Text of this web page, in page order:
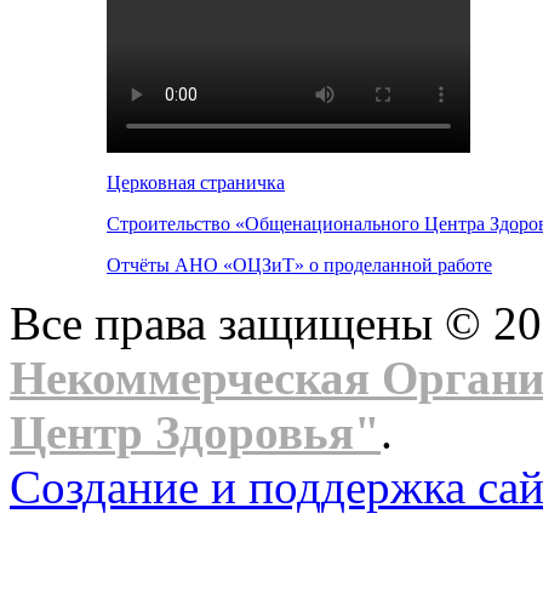
Церковная страничка
Строительство «Общенационального Центра
Отчёты АНО «ОЦЗиТ» о проделанной работе
Все права защищены ©
Некоммерческая
Центр Здоровья".
Создание и поддержка